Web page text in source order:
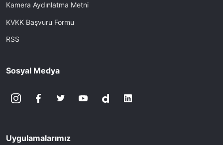
Kamera Aydınlatma Metni
KVKK Başvuru Formu
RSS
Sosyal Medya
Uygulamalarımız